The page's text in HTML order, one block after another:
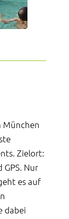
München
Zielort:
Nur
es auf
dabei